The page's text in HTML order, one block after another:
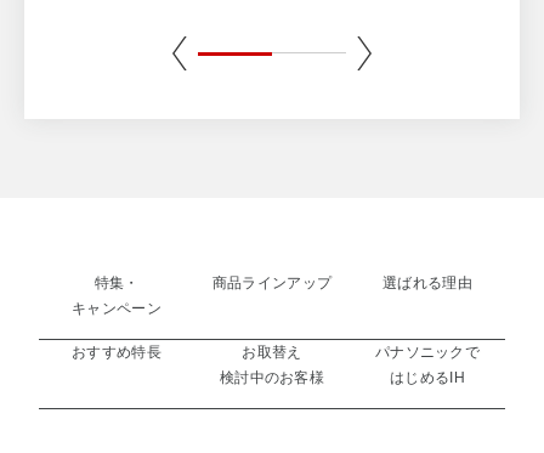
特集・
キャンペーン
商品ラインアップ 選ばれる理由
おすすめ特長
お取替え
検討中のお客様
パナソニックで
はじめるIH